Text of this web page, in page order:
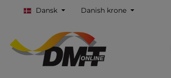
Dansk Danish krone